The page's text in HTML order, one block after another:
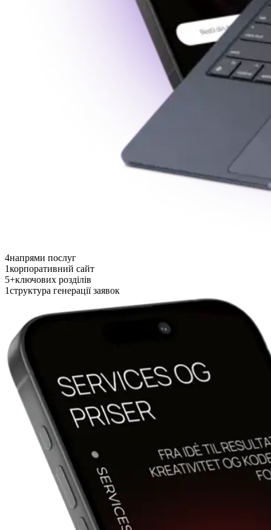
4напрями послуг
1корпоративний сайт
5+ключових розділів
1структура генерації заявок